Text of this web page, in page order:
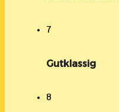
7
Gutklassig
8